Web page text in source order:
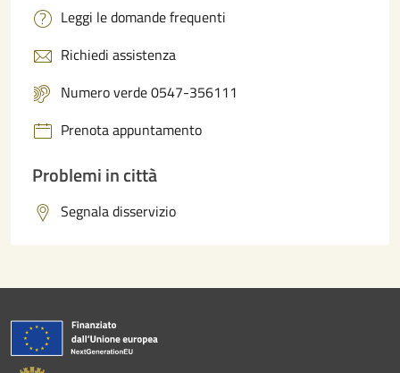
Leggi le domande frequenti
Richiedi assistenza
Numero verde 0547-356111
Prenota appuntamento
Problemi in città
Segnala disservizio